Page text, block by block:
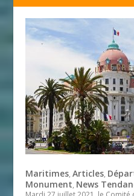
Maritimes,Articles,
Monument, News